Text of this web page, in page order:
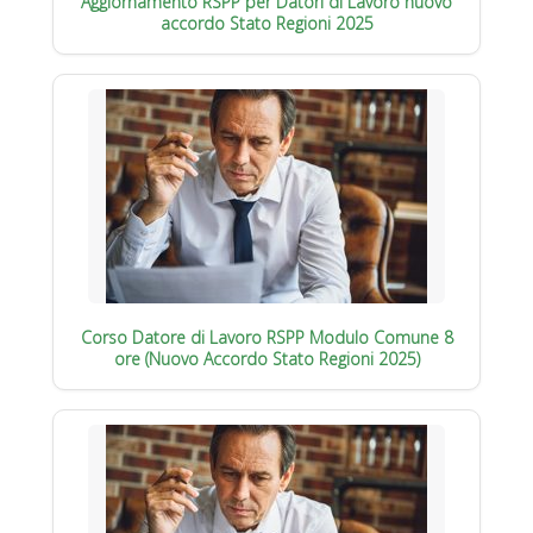
accordo Stato Regioni 2025
Corso Datore di Lavoro RSPP Modulo Comune 8
ore (Nuovo Accordo Stato Regioni 2025)